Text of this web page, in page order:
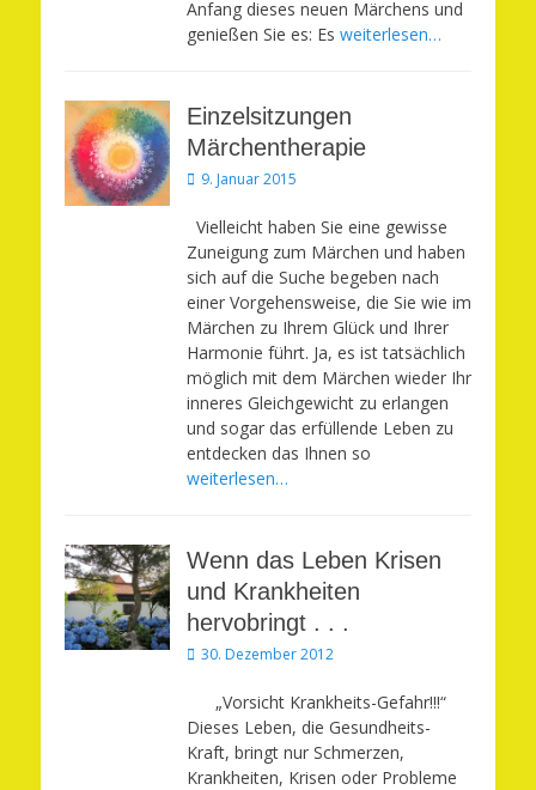
Anfang dieses neuen Märchens und
genießen Sie es: Es weiterlesen…
Einzelsitzungen
Märchentherapie
Veröffentlicht
9. Januar 2015
Vielleicht haben Sie eine gewisse
Zuneigung zum Märchen und haben
sich auf die Suche begeben nach
einer Vorgehensweise, die Sie wie im
Märchen zu Ihrem Glück und Ihrer
Harmonie führt. Ja, es ist tatsächlich
möglich mit dem Märchen wieder Ihr
inneres Gleichgewicht zu erlangen
und sogar das erfüllende Leben zu
entdecken das Ihnen so
weiterlesen…
Wenn das Leben Krisen
und Krankheiten
hervobringt . . .
Veröffentlicht
30. Dezember 2012
„Vorsicht Krankheits-Gefahr!!!“
Dieses Leben, die Gesundheits-
Kraft, bringt nur Schmerzen,
Krankheiten, Krisen oder Probleme